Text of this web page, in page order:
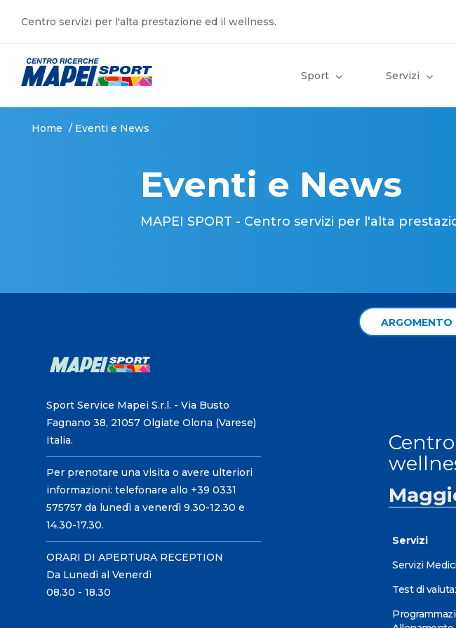
Centro servizi per l'alta prestazione ed il wellness.
Sport Servizi
Home / Eventi e News
Eventi e News
MAPEI SPORT - Centro servizi per l'alta
ARGOMENTO
Sport Service Mapei S.r.l. - Via Busto
Fagnano 38, 21057 Olgiate Olona (Varese)
Italia.
Per prenotare una visita o avere ulteriori
informazioni: telefonare allo +39 0331
575757 da lunedì a venerdì 9.30-12.30 e
14.30-17.30.
ORARI DI APERTURA RECEPTION
Da Lunedì al Venerdì
08.30 - 18.30
Servizi
Servizi
Test di